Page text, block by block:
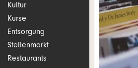
Kultur
Kurse
Entsorgung
Stellenmarkt
Restaurants